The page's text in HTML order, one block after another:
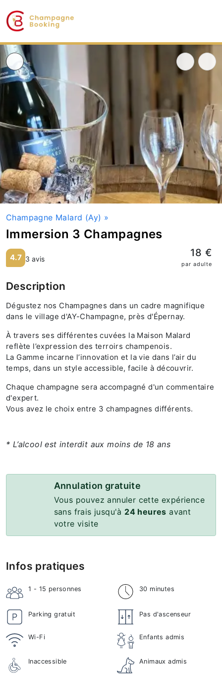
Champagne Malard (Ay) »
Immersion 3 Champagnes
4.7 3 avis 18 €
par adulte
Description
Dégustez nos Champagnes dans un cadre magnifique
dans le village d'AY-Champagne, près d'Épernay.
À travers ses différentes cuvées la Maison Malard
reflète l’expression des terroirs champenois.
La Gamme incarne l’innovation et la vie dans l’air du
temps, dans un style accessible, facile à découvrir.
Chaque champagne sera accompagné d'un commentaire
d'expert.
Vous avez le choix entre 3 champagnes différents.
* L’alcool est interdit aux moins de 18 ans
Annulation gratuite
Vous pouvez annuler cette expérience
sans frais jusqu'à 24 heures avant
votre visite
Infos pratiques
1 - 15 personnes 30 minutes
Parking gratuit Pas d'ascenseur
Wi-Fi Enfants admis
Inaccessible Animaux admis